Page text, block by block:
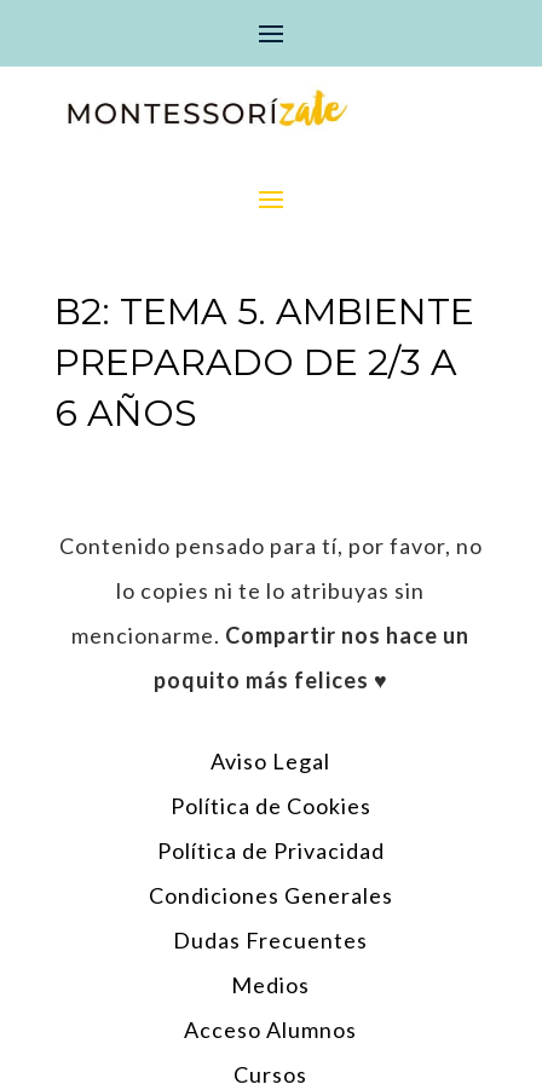
B2: TEMA 5. AMBIENTE
PREPARADO DE 2/3 A
6 AÑOS
Contenido pensado para tí, por favor, no
lo copies ni te lo atribuyas sin
mencionarme. Compartir nos hace un
poquito más felices ♥︎
Aviso Legal
Política de Cookies
Política de Privacidad
Condiciones Generales
Dudas Frecuentes
Medios
Acceso Alumnos
Cursos